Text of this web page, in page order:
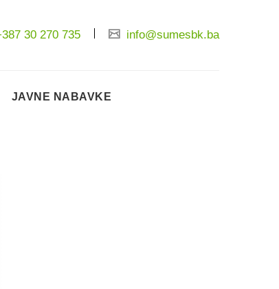
30 270 735 info@sumesbk.ba
JAVNE NABAVKE
81 G.J.